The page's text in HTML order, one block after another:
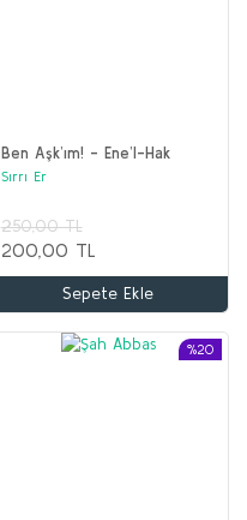
Ben Aşk’ım! - Ene’l-Hak
Sırrı Er
250,00 TL
200,00 TL
Sepete Ekle
%20